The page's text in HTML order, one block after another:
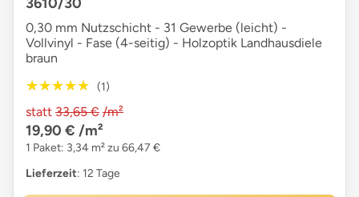
0,30 mm Nutzschicht - 31 Gewerbe (leicht) -
Vollvinyl - Fase (4-seitig) - Holzoptik Landhausdiele
braun
★★★★★
★★★★★ (1)
statt 33,65 € /m²
19,90 € /m²
1 Paket: 3,34 m² zu 66,47 €
Lieferzeit: 12 Tage